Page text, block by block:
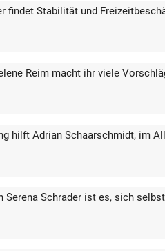
findet Stabilität und
Reim macht ihr viele
hilft Adrian Schaarschmidt, im
Serena Schrader ist es, sich